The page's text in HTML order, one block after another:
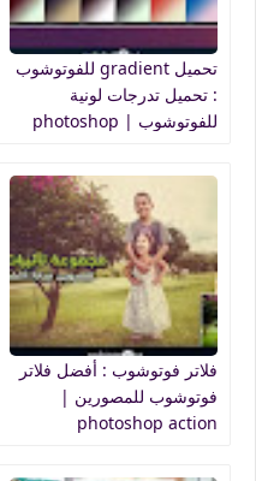
تحميل gradient للفوتوشوب
: تحميل تدرجات لونية
للفوتوشوب | photoshop
فلاتر فوتوشوب : أفضل فلاتر
فوتوشوب للمصورين |
photoshop action